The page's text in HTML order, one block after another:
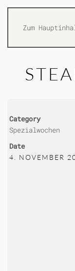
Zum
Category
Spezialwochen
Date
4. NOVEMBER